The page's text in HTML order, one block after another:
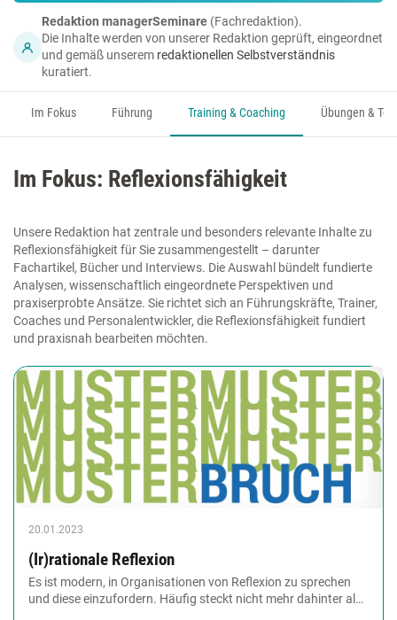
Redaktion managerSeminare (Fachredaktion).
Die Inhalte werden von unserer Redaktion geprüft, eingeordnet
und gemäß unserem redaktionellen Selbstverständnis
kuratiert.
Im Fokus Führung Training & Coaching Übungen &
Im Fokus: Reflexionsfähigkeit
Unsere Redaktion hat zentrale und besonders relevante Inhalte zu
Reflexionsfähigkeit für Sie zusammengestellt – darunter
Fachartikel, Bücher und Interviews. Die Auswahl bündelt fundierte
Analysen, wissenschaftlich eingeordnete Perspektiven und
praxiserprobte Ansätze. Sie richtet sich an Führungskräfte, Trainer,
Coaches und Personalentwickler, die Reflexionsfähigkeit fundiert
und praxisnah bearbeiten möchten.
20.01.2023
(Ir)rationale Reflexion
Es ist modern, in Organisationen von Reflexion zu sprechen
und diese einzufordern. Häufig steckt nicht mehr dahinter als